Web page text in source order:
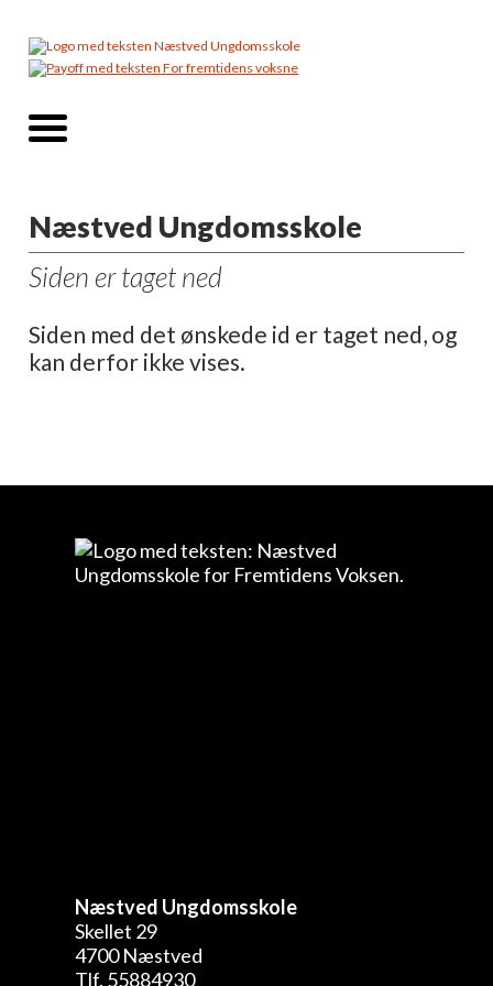
Næstved Ungdomsskole
Siden er taget ned
Siden med det ønskede id er taget ned, og
kan derfor ikke vises.
Næstved Ungdomsskole
Skellet 29
4700 Næstved
Tlf. 55884930